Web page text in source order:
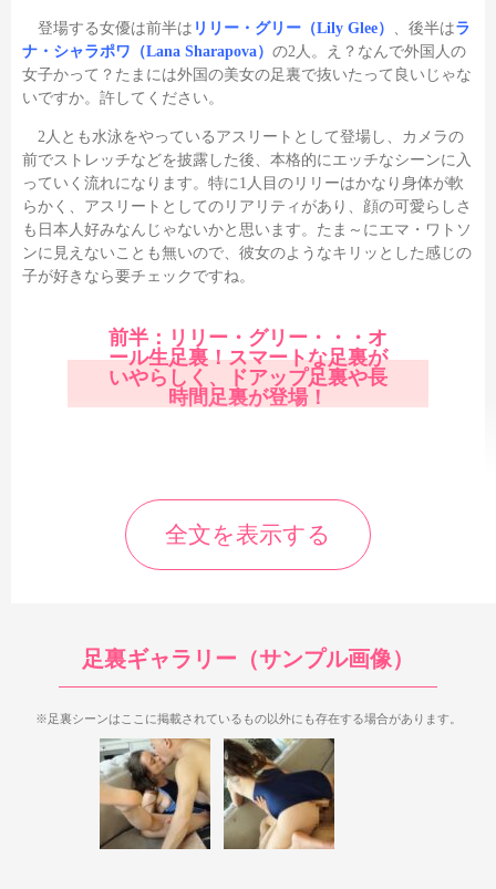
登場する女優は前半は リリー・グリー（Lily Glee） 、後半はラ
ナ・シャラポワ（Lana Sharapova） の2人。え？なんで外国人の
女子かって？たまには外国の美女の足裏で抜いたって良いじゃな
いですか。許してください。
2人とも水泳をやっているアスリートとして登場し、カメラの
前でストレッチなどを披露した後、本格的にエッチなシーンに入
っていく流れになります。特に1人目のリリーはかなり身体が軟
らかく、アスリートとしてのリアリティがあり、顔の可愛らしさ
も日本人好みなんじゃないかと思います。たま～にエマ・ワトソ
ンに見えないことも無いので、彼女のようなキリッとした感じの
子が好きなら要チェックですね。
前半：リリー・グリー・・・オ
ール生足裏！スマートな足裏が
いやらしく、ドアップ足裏や長
時間足裏が登場！
全文を表示する
足裏ギャラリー（サンプル画像）
※足裏シーンはここに掲載されているもの以外にも存在する場合があります。